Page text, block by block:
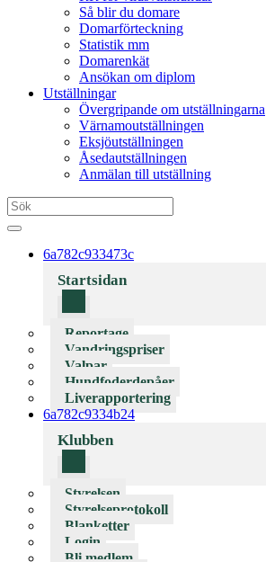
Så blir du domare
Domarförteckning
Statistik mm
Domarenkät
Ansökan om diplom
Utställningar
Övergripande om utställningarna
Värnamoutställningen
Eksjöutställningen
Åsedautställningen
Anmälan till utställning
6a782c933473c
Startsidan
Reportage
Vandringspriser
Valpar
Hundfoderdepåer
Liverapportering
6a782c9334b24
Klubben
Styrelsen
Styrelseprotokoll
Blanketter
Login
Bli medlem